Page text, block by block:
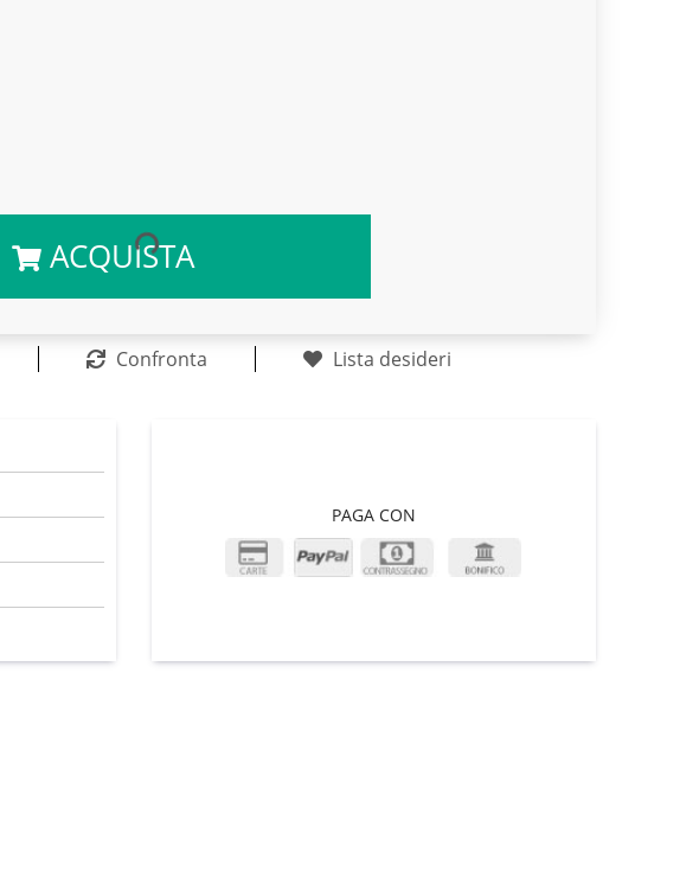
ACQUISTA
Confronta Lista desideri
PAGA CON